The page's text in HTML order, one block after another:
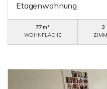
Etagenwohnung
77 m²
WOHNFLÄCHE
3